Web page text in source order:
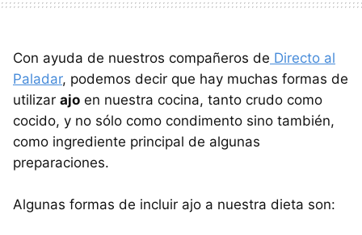
Con ayuda de nuestros compañeros de Directo al
Paladar, podemos decir que hay muchas formas de
utilizar ajo en nuestra cocina, tanto crudo como
cocido, y no sólo como condimento sino también,
como ingrediente principal de algunas
preparaciones.
Algunas formas de incluir ajo a nuestra dieta son: